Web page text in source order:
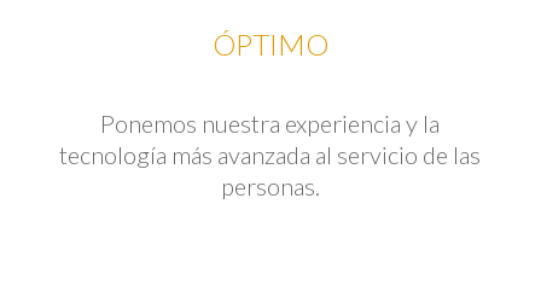
ÓPTIMO
Ponemos nuestra experiencia y la
tecnología más avanzada al servicio de las
personas.